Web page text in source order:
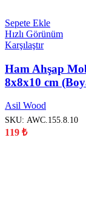
Sepete Ekle
Hızlı Görünüm
Karşılaştır
Ham Ahşap
8x8x10 cm
Asil Wood
SKU: AWC.155.8.10
119 ₺